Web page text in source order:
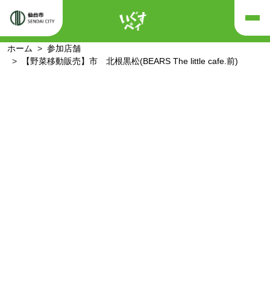
ホーム
参加店舗
【野菜移動販売】市 北根黒松(BEARS The little cafe.前)